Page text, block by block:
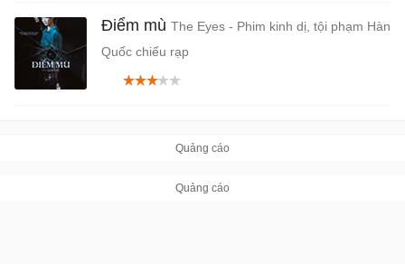
Điểm mù The Eyes - Phim kinh dị, tội phạm Hàn
Quốc chiếu rạp